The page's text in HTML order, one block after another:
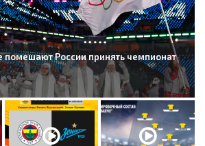
помешают России принять чемпионат